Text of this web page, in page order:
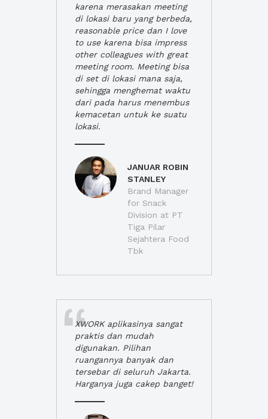
karena merasakan meeting
di lokasi baru yang berbeda,
reasonable price dan I love
to use karena bisa impress
other colleagues with great
meeting room. Meeting bisa
di set di lokasi mana saja,
sehingga menghemat waktu
dari pada harus menembus
kemacetan untuk ke suatu
lokasi.
JANUAR ROBIN
STANLEY
Brand Manager
for Snack
Division at PT
Tiga Pilar
Sejahtera Food
Tbk
XWORK aplikasinya sangat
praktis dan mudah
digunakan. Pilihan
ruangannya banyak dan
tersebar di seluruh Jakarta.
Harganya juga cakep banget!